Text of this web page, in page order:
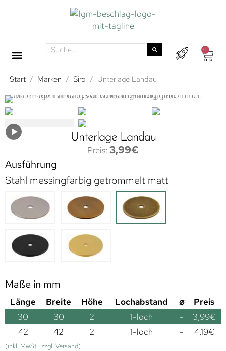
0
Start / Marken / Siro / Unterlage Landau
Unterlage Landau
3,99€
Ausführung
Stahl messingfarbig getrommelt matt
Maße in mm
Länge Breite Höhe Lochabstand ⌀
Preis
30
30 2 1-loch - 3,99€
42
42 2 1-loch - 4,19€
(inkl. MwSt., zzgl. Versand)